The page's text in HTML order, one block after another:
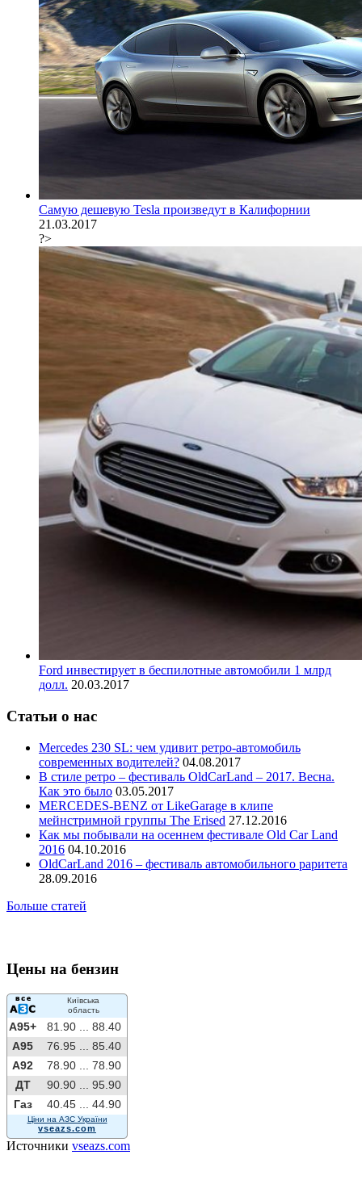
Самую дешевую Tesla произведут в Калифорнии
21.03.2017
?>
Ford инвестирует в беспилотные автомобили 1 млрд
долл. 20.03.2017
Статьи о нас
Mercedes 230 SL: чем удивит ретро-автомобиль
современных водителей? 04.08.2017
В стиле ретро – фестиваль OldCarLand – 2017. Весна.
Как это было 03.05.2017
MERCEDES-BENZ от LikeGarage в клипе
мейнстримной группы The Erised 27.12.2016
Как мы побывали на осеннем фестивале Old Car Land
2016 04.10.2016
OldCarLand 2016 – фестиваль автомобильного раритета
28.09.2016
Больше статей
Цены на бензин
Київська
область
A95+ 81.90 ...
88.40
A95
76.95 ...
85.40
A92
78.90 ...
78.90
ДТ
90.90 ...
95.90
Газ
40.45 ... 44.90
Ціни на АЗС України
vseazs.com
Источники vseazs.com